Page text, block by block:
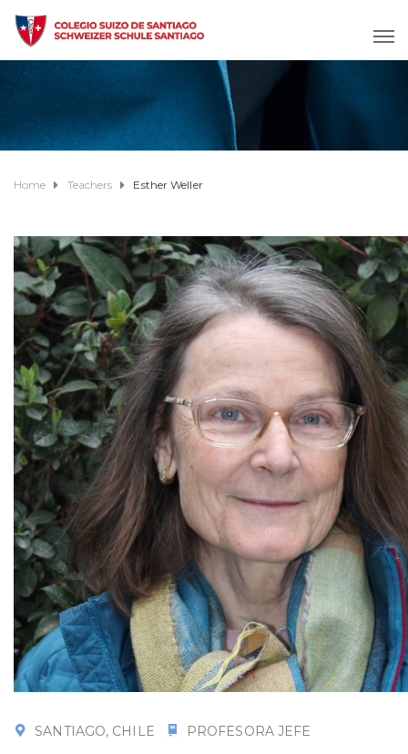
Home Teachers Esther Weller
SANTIAGO, CHILE PROFESORA JEFE